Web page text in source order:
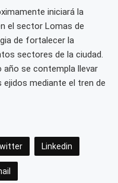
iniciará la
el sector Lomas de
de fortalecer la
sectores de la ciudad.
se contempla llevar
mediante el tren de
Linkedin